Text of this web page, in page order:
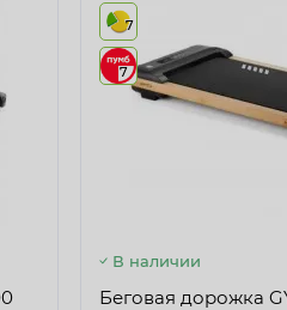
7
7
В наличии
Беговая дорожка